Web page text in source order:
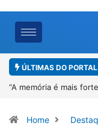
ÚLTIMAS DO PORTAL
4º Fliparacatu tem
Home